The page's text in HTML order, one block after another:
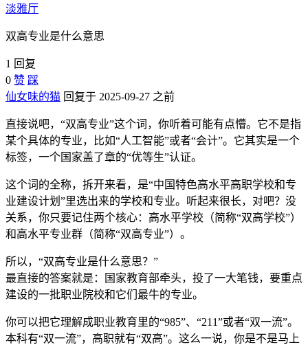
淡雅厅
双高专业是什么意思
1 回复
0 赞 踩
仙女味的猫 回复于 2025-09-27 之前
直接说吧，“双高专业”这个词，你听着可能有点懵。它不是指
某个具体的专业，比如“人工智能”或者“会计”。它其实是一个
标签，一个国家盖了章的“优等生”认证。
这个词的全称，拆开来看，是“中国特色高水平高职学校和专
业建设计划”里选出来的学校和专业。听起来很长，对吧？没
关系，你只要记住两个核心：高水平学校（简称“双高学校”）
和高水平专业群（简称“双高专业”）。
所以，“双高专业是什么意思？”
最直接的答案就是：国家教育部牵头，投了一大笔钱，要重点
建设的一批职业院校和它们最牛的专业。
你可以把它理解成职业教育里的“985”、“211”或者“双一流”。
本科有“双一流”，高职就有“双高”。这么一说，你是不是马上